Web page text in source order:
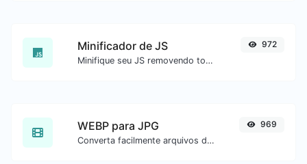
Minificador de JS
Minifique seu JS removendo todos os caracteres desnecessários.
972
WEBP para JPG
Converta facilmente arquivos de imagem WEBP para JPG.
969